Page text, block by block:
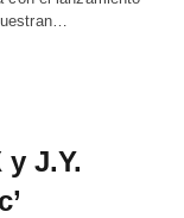
J.Y.